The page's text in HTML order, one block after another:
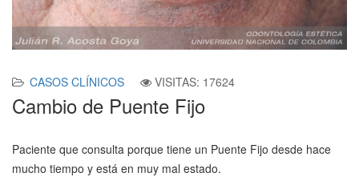
CASOS CLÍNICOS VISITAS: 17624
Cambio de Puente Fijo
Paciente que consulta porque tiene un Puente Fijo desde hace
mucho tiempo y está en muy mal estado.